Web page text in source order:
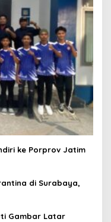
ke Porprov Jatim
di Surabaya,
Gambar Latar